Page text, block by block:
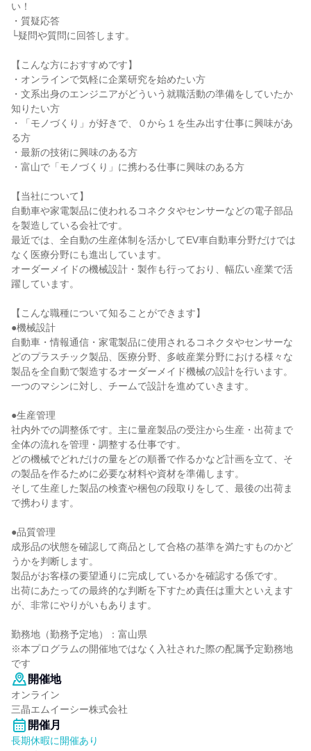
い！
・質疑応答
└疑問や質問に回答します。
【こんな方におすすめです】
・オンラインで気軽に企業研究を始めたい方
・文系出身のエンジニアがどういう就職活動の準備をしていたか
知りたい方
・「モノづくり」が好きで、０から１を生み出す仕事に興味があ
る方
・最新の技術に興味のある方
・富山で「モノづくり」に携わる仕事に興味のある方
【当社について】
自動車や家電製品に使われるコネクタやセンサーなどの電子部品
を製造している会社です。
最近では、全自動の生産体制を活かしてEV車自動車分野だけでは
なく医療分野にも進出しています。
オーダーメイドの機械設計・製作も行っており、幅広い産業で活
躍しています。
【こんな職種について知ることができます】
●機械設計
自動車・情報通信・家電製品に使用されるコネクタやセンサーな
どのプラスチック製品、医療分野、多岐産業分野における様々な
製品を全自動で製造するオーダーメイド機械の設計を行います。
一つのマシンに対し、チームで設計を進めていきます。
●生産管理
社内外での調整係です。主に量産製品の受注から生産・出荷まで
全体の流れを管理・調整する仕事です。
どの機械でどれだけの量をどの順番で作るかなど計画を立て、そ
の製品を作るために必要な材料や資材を準備します。
そして生産した製品の検査や梱包の段取りをして、最後の出荷ま
で携わります。
●品質管理
成形品の状態を確認して商品として合格の基準を満たすものかど
うかを判断します。
製品がお客様の要望通りに完成しているかを確認する係です。
出荷にあたっての最終的な判断を下すため責任は重大といえます
が、非常にやりがいもあります。
勤務地（勤務予定地）：富山県
※本プログラムの開催地ではなく入社された際の配属予定勤務地
です
開催地
オンライン
三晶エムイーシー株式会社
開催月
長期休暇に開催あり